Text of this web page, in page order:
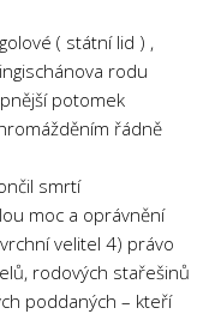
( státní lid ) ,
rodu
potomek
řádně
smrtí
moc a oprávnění
velitel 4) právo
rodových stařešinů
poddaných – kteří